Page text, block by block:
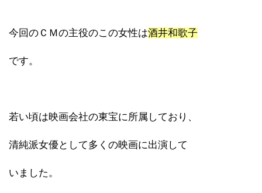
今回のＣＭの主役のこの女性は酒井和歌子
です。
若い頃は映画会社の東宝に所属しており、
清純派女優として多くの映画に出演して
いました。